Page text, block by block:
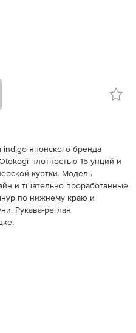
indigo японского бренда
плотностью 15 унций и
куртки. Модель
и тщательно проработанные
по нижнему краю и
Рукава-реглан